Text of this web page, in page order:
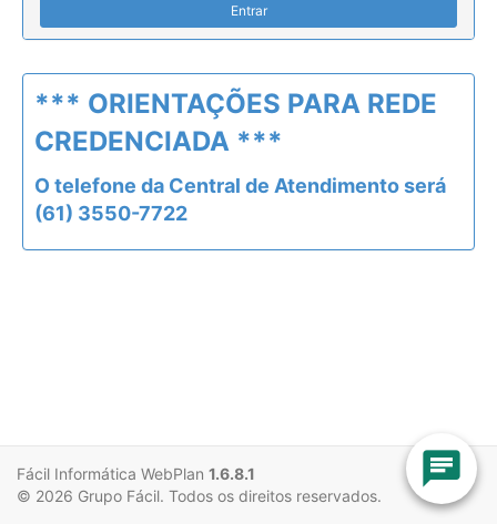
Entrar
*** ORIENTAÇÕES PARA REDE
CREDENCIADA ***
O telefone da Central de Atendimento será
(61) 3550-7722
Fácil Informática WebPlan 1.6.8.1
© 2026 Grupo Fácil. Todos os direitos reservados.
chat